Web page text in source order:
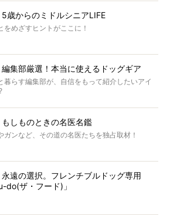
5歳からのミドルシニアLIFE
をめざすヒントがここに！
編集部厳選！本当に使えるドッグギア
暮らす編集部が、自信をもって紹介したいアイ
もしものときの名医名鑑
ガンなど、その道の名医たちを独占取材！
永遠の選択。フレンチブルドッグ専用
do(ザ・フード)」